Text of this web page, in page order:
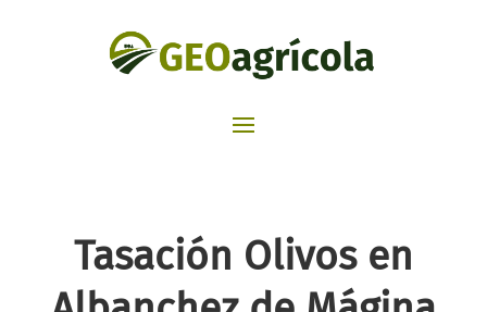
Tasación Olivos en